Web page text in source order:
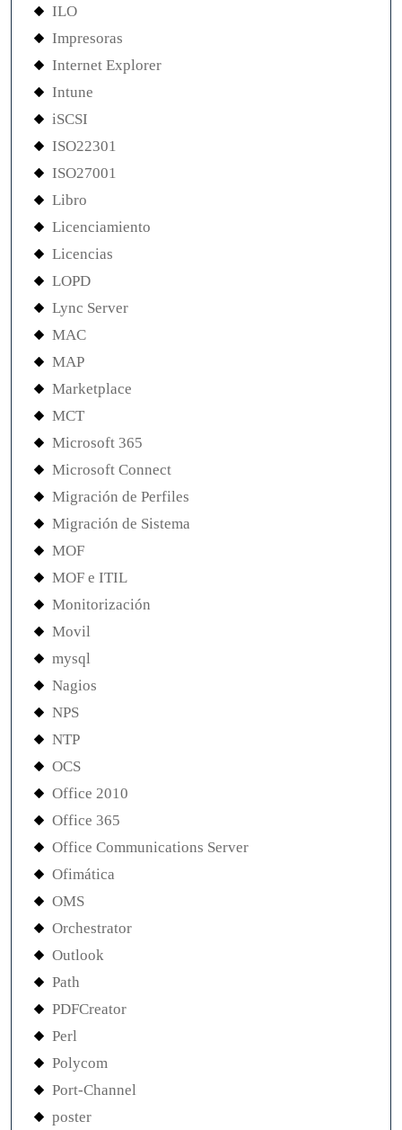
ILO
Impresoras
Internet Explorer
Intune
iSCSI
ISO22301
ISO27001
Libro
Licenciamiento
Licencias
LOPD
Lync Server
MAC
MAP
Marketplace
MCT
Microsoft 365
Microsoft Connect
Migración de Perfiles
Migración de Sistema
MOF
MOF e ITIL
Monitorización
Movil
mysql
Nagios
NPS
NTP
OCS
Office 2010
Office 365
Office Communications Server
Ofimática
OMS
Orchestrator
Outlook
Path
PDFCreator
Perl
Polycom
Port-Channel
poster